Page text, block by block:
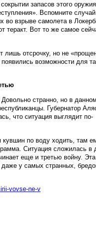
запасов этого
Вспомните
во взрыве самолета в
теракт. Вот то же самое
отсрочку, но не
возможности для
странно, но в данном
Губернатор
что ситуация выглядит по-
кувшин по воду ходить, там
Ситуация сложилась в
еще и третью войну. Эта
у самых странных,
vovse-ne-v